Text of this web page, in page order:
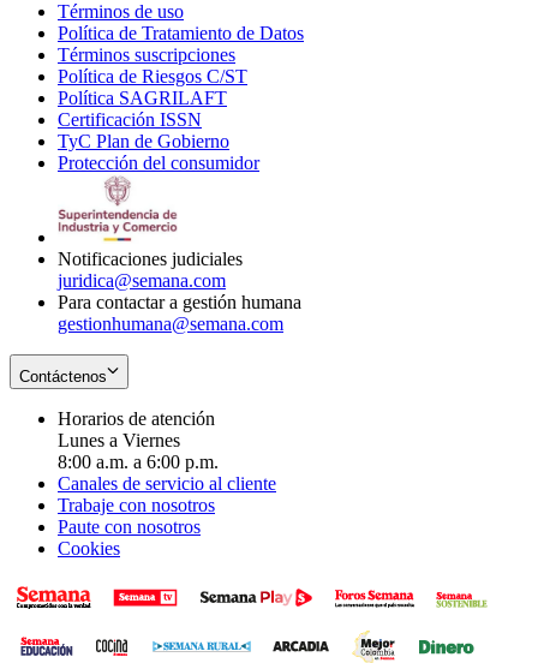
Términos de uso
in
new
window
Política de Tratamiento de Datos
Términos suscripciones
in
Política de Riesgos C/ST
Política SAGRILAFT
new
window
Certificación ISSN
in
new
TyC Plan de Gobierno
in
Protección del consumidorOpens
Notificaciones judiciales
juridica@semana.com
Para contactar a gestión humana
gestionhumana@semana.com
Contáctenos
Horarios de atención
Lunes a Viernes
8:00 a.m. a 6:00 p.m.
Canales de servicio al cliente
Trabaje con nosotros
Paute con nosotros
Cookies